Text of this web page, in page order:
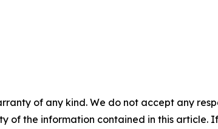
of any kind. We do not accept any
of the information contained in this article.